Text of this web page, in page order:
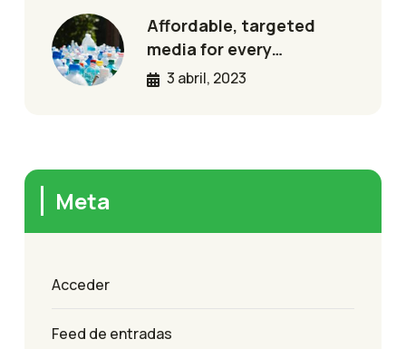
Affordable, targeted
media for every…
3 abril, 2023
Meta
Acceder
Feed de entradas